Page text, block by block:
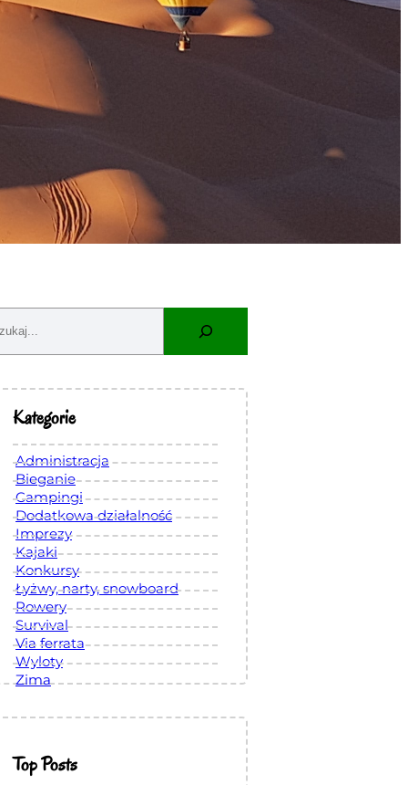
Kategorie
Administracja
Bieganie
Campingi
Dodatkowa działalność
Imprezy
Kajaki
Konkursy
Łyżwy, narty, snowboard
Rowery
Survival
Via ferrata
Wyloty
Zima
Top Posts